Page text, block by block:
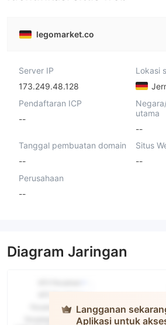
legomarket.co
Server IP
173.249.48.128
Lokasi
Pendaftaran ICP
--
utama
--
Tanggal pembuatan domain
--
Situs
--
Perusahaan
--
Diagram Jaringan
Langganan
Aplikasi untuk